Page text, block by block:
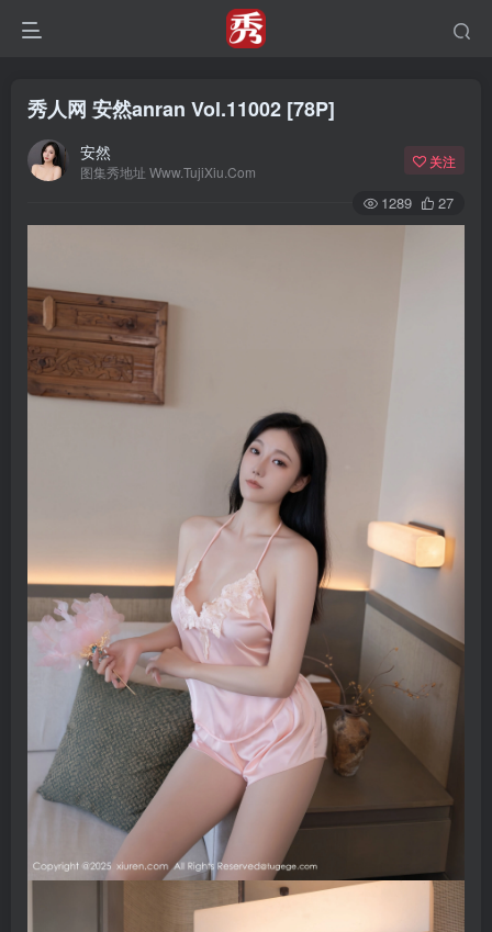
秀人网 安然anran Vol.11002 [78P]
安然
图集秀地址 Www.TujiXiu.Com
关注
1289 27